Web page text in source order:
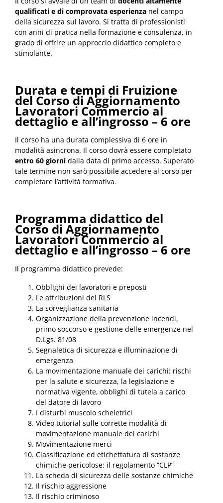
qualificati e di comprovata esperienza nel campo
della sicurezza sul lavoro. Si tratta di professionisti
con anni di pratica nella formazione e consulenza, in
grado di offrire un approccio didattico completo e
stimolante.
Durata e tempi di Fruizione
del Corso di Aggiornamento
Lavoratori Commercio al
dettaglio e all’ingrosso – 6 ore
Il corso ha una durata complessiva di 6 ore in
modalità asincrona. Il corso dovrà essere completato
entro 60 giorni dalla data di primo accesso. Superato
tale termine non sarò possibile accedere al corso per
completare l’attività formativa.
Programma didattico del
Corso di Aggiornamento
Lavoratori Commercio al
dettaglio e all’ingrosso – 6 ore
Il programma didattico prevede:
Obblighi dei lavoratori e preposti
Le attribuzioni del RLS
La sorveglianza sanitaria
Organizzazione della prevenzione incendi,
primo soccorso e gestione delle emergenze nel
D.Lgs. 81/08
Segnaletica di sicurezza e illuminazione di
emergenza
La movimentazione manuale dei carichi: rischi
per la salute e sicurezza, la legislazione e
normativa vigente, obblighi di tutela a carico
del datore di lavoro
I disturbi muscolo scheletrici
Video tutorial sulle corrette modalità di
movimentazione manuale dei carichi
Movimentazione merci
Classificazione ed etichettatura di sostanze
chimiche pericolose: il regolamento “CLP”
La scheda di sicurezza delle sostanze chimiche
Il rischio aggressione
Il rischio criminoso